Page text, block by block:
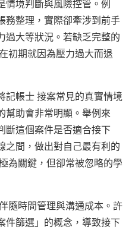
情境判斷與風險控管。例
務整理，實際卻牽涉到前手
過大等狀況。若缺乏完整的
初期就因為壓力過大而退
記帳士 接案常見的真實情境
幫助會非常明顯。舉例來
斷這個案件是否適合接下
之間，做出對自己最有利的
為關鍵，但卻常被忽略的學
隨時間管理與溝通成本。許
件篩選」的概念，導致接下